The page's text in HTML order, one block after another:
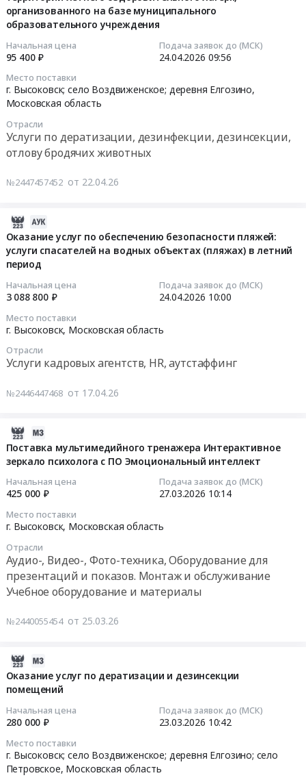
организованного на базе муниципального
образовательного учреждения
Начальная цена
95 400 ₽
Подача заявок до (МСК)
24.04.2026 09:56
Место поставки
г. Высоковск; село Воздвиженское; деревня Елгозино,
Московская область
Отрасли
Услуги по дератизации, дезинфекции, дезинсекции,
отлову бродячих животных
№2447457452 от 22.04.26
Оказание услуг по обеспечению безопасности пляжей:
услуги спасателей на водных объектах (пляжах) в летний
период
Начальная цена
3 088 800 ₽
Подача заявок до (МСК)
24.04.2026 10:00
Место поставки
г. Высоковск, Московская область
Отрасли
Услуги кадровых агентств, HR, аутстаффинг
№2446447468 от 17.04.26
Поставка мультимедийного тренажера Интерактивное
зеркало психолога с ПО Эмоциональный интеллект
Начальная цена
425 000 ₽
Подача заявок до (МСК)
27.03.2026 10:14
Место поставки
г. Высоковск, Московская область
Отрасли
Аудио-, Видео-, Фото-техника, Оборудование для
презентаций и показов. Монтаж и обслуживание
Учебное оборудование и материалы
№2440055454 от 25.03.26
Оказание услуг по дератизации и дезинсекции
помещений
Начальная цена
280 000 ₽
Подача заявок до (МСК)
23.03.2026 10:42
Место поставки
г. Высоковск; село Воздвиженское; деревня Елгозино; село
Петровское, Московская область